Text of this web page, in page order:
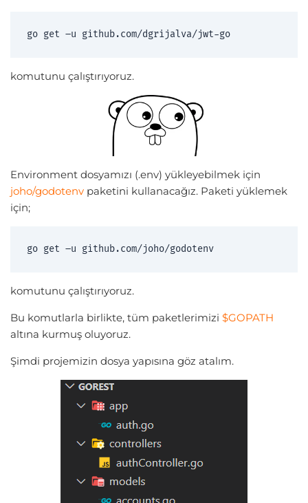
go get –u github.com/dgrijalva/jwt-go
komutunu çalıştırıyoruz.
Environment dosyamızı (.env) yükleyebilmek için
joho/godotenv paketini kullanacağız. Paketi yüklemek
için;
go get –u github.com/joho/godotenv
komutunu çalıştırıyoruz.
Bu komutlarla birlikte, tüm paketlerimizi $GOPATH
altına kurmuş oluyoruz.
Şimdi projemizin dosya yapısına göz atalım.